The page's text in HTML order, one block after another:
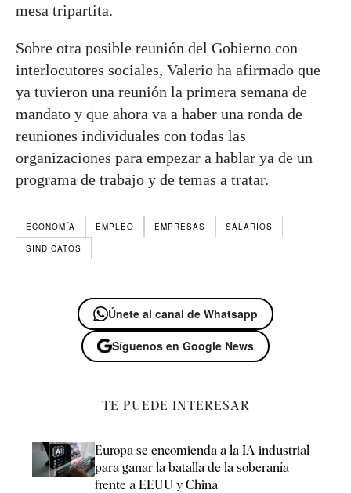
mesa tripartita.
Sobre otra posible reunión del Gobierno con
interlocutores sociales, Valerio ha afirmado que
ya tuvieron una reunión la primera semana de
mandato y que ahora va a haber una ronda de
reuniones individuales con todas las
organizaciones para empezar a hablar ya de un
programa de trabajo y de temas a tratar.
ECONOMÍA EMPLEO EMPRESAS
SALARIOS
SINDICATOS
Únete al canal de Whatsapp
Síguenos en Google News
TE PUEDE INTERESAR
Europa se encomienda a la IA industrial
para ganar la batalla de la soberanía
frente a EEUU y China